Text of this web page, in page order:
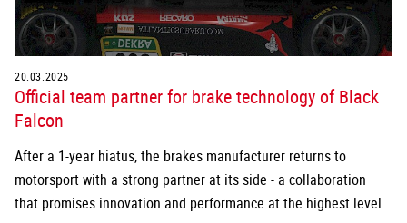
20.03.2025
Official team partner for brake technology of Black
Falcon
After a 1-year hiatus, the brakes manufacturer returns to
motorsport with a strong partner at its side - a collaboration
that promises innovation and performance at the highest level.